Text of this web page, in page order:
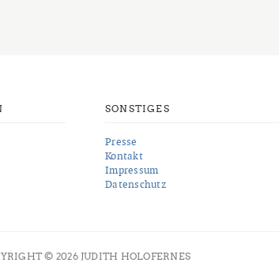
SONSTIGES
Presse
Kontakt
Impressum
Datenschutz
© 2026 JUDITH HOLOFERNES